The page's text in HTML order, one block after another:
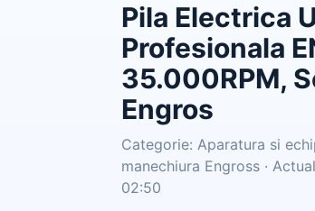
Pila Electrica
Profesionala
35.000RPM,
Engros
Categorie: Aparatura si
manechiura Engross ·
02:50